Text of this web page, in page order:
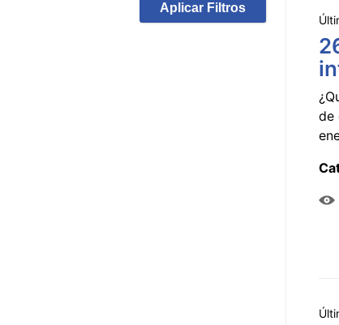
Aplicar Filtros
de